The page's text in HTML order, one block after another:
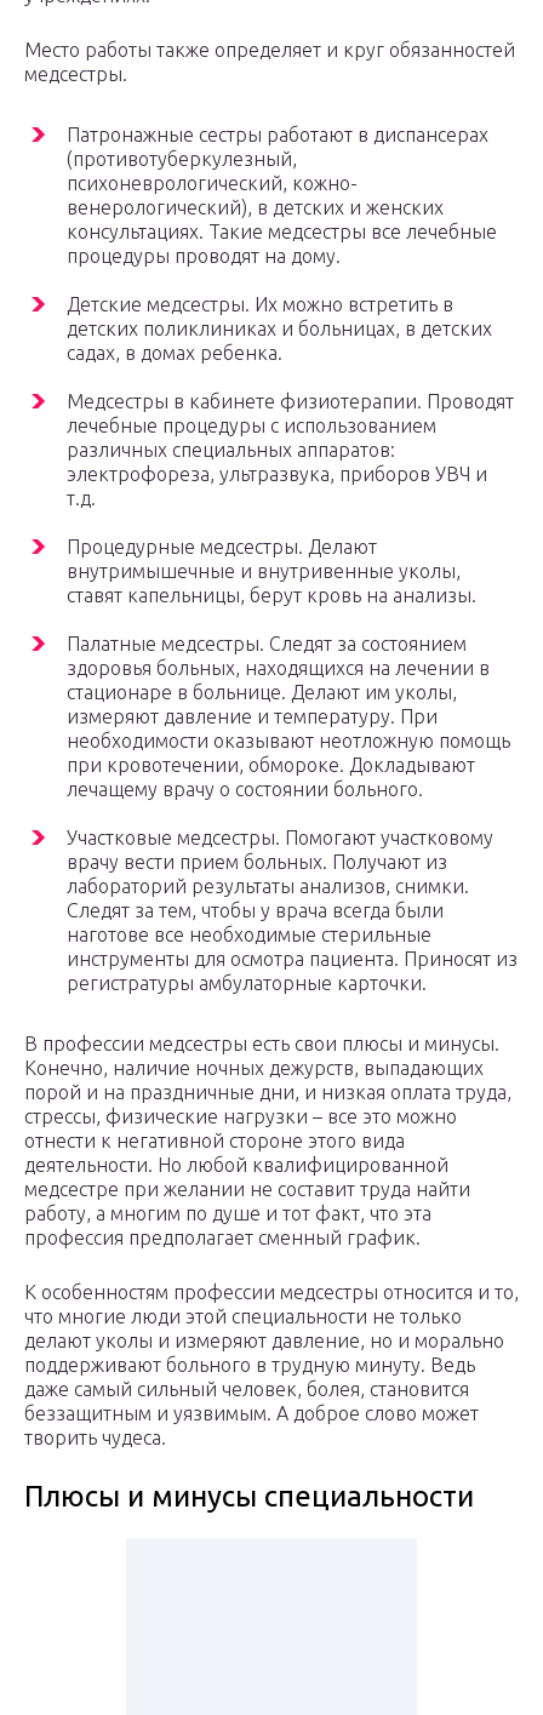
Место работы также определяет и круг обязанностей
медсестры.
Патронажные сестры работают в диспансерах
(противотуберкулезный,
психоневрологический, кожно-
венерологический), в детских и женских
консультациях. Такие медсестры все лечебные
процедуры проводят на дому.
Детские медсестры. Их можно встретить в
детских поликлиниках и больницах, в детских
садах, в домах ребенка.
Медсестры в кабинете физиотерапии. Проводят
лечебные процедуры с использованием
различных специальных аппаратов:
электрофореза, ультразвука, приборов УВЧ и
т.д.
Процедурные медсестры. Делают
внутримышечные и внутривенные уколы,
ставят капельницы, берут кровь на анализы.
Палатные медсестры. Следят за состоянием
здоровья больных, находящихся на лечении в
стационаре в больнице. Делают им уколы,
измеряют давление и температуру. При
необходимости оказывают неотложную помощь
при кровотечении, обмороке. Докладывают
лечащему врачу о состоянии больного.
Участковые медсестры. Помогают участковому
врачу вести прием больных. Получают из
лабораторий результаты анализов, снимки.
Следят за тем, чтобы у врача всегда были
наготове все необходимые стерильные
инструменты для осмотра пациента. Приносят из
регистратуры амбулаторные карточки.
В профессии медсестры есть свои плюсы и минусы.
Конечно, наличие ночных дежурств, выпадающих
порой и на праздничные дни, и низкая оплата труда,
стрессы, физические нагрузки – все это можно
отнести к негативной стороне этого вида
деятельности. Но любой квалифицированной
медсестре при желании не составит труда найти
работу, а многим по душе и тот факт, что эта
профессия предполагает сменный график.
К особенностям профессии медсестры относится и то,
что многие люди этой специальности не только
делают уколы и измеряют давление, но и морально
поддерживают больного в трудную минуту. Ведь
даже самый сильный человек, болея, становится
беззащитным и уязвимым. А доброе слово может
творить чудеса.
Плюсы и минусы специальности